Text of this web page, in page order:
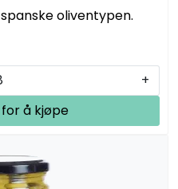
oliventypen.
+
for å kjøpe